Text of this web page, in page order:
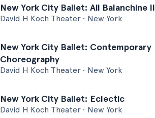
New York City Ballet: All Balanchine II
David H Koch Theater • New York
New York City Ballet: Contemporary
Choreography
David H Koch Theater • New York
New York City Ballet: Eclectic
David H Koch Theater • New York